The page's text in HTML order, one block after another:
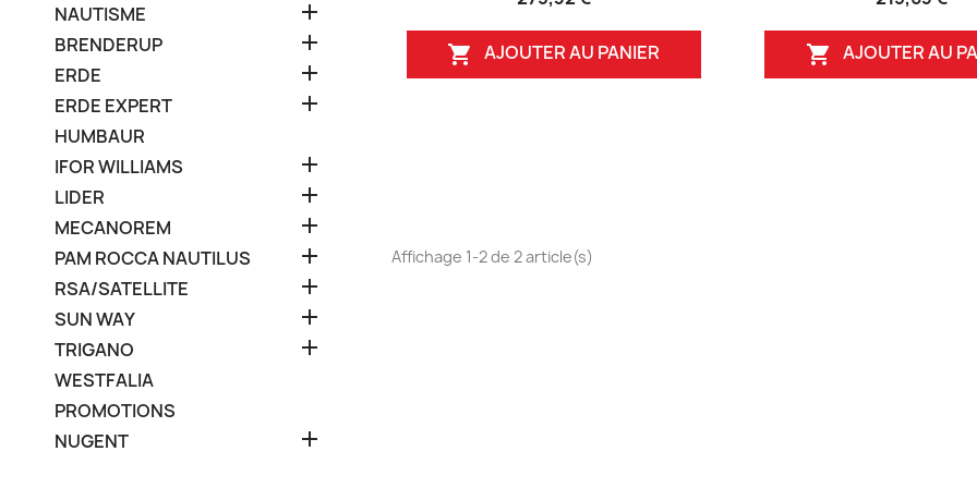
NAUTISME 
BRENDERUP 
ERDE 
ERDE EXPERT 
HUMBAUR
IFOR WILLIAMS

LIDER 
MECANOREM 
PAM ROCCA NAUTILUS 
RSA/SATELLITE 
SUN WAY 
TRIGANO 
WESTFALIA
PROMOTIONS
NUGENT

 AJOUTER AU PANIER  AJOUTER AU
Affichage 1-2 de 2 article(s)